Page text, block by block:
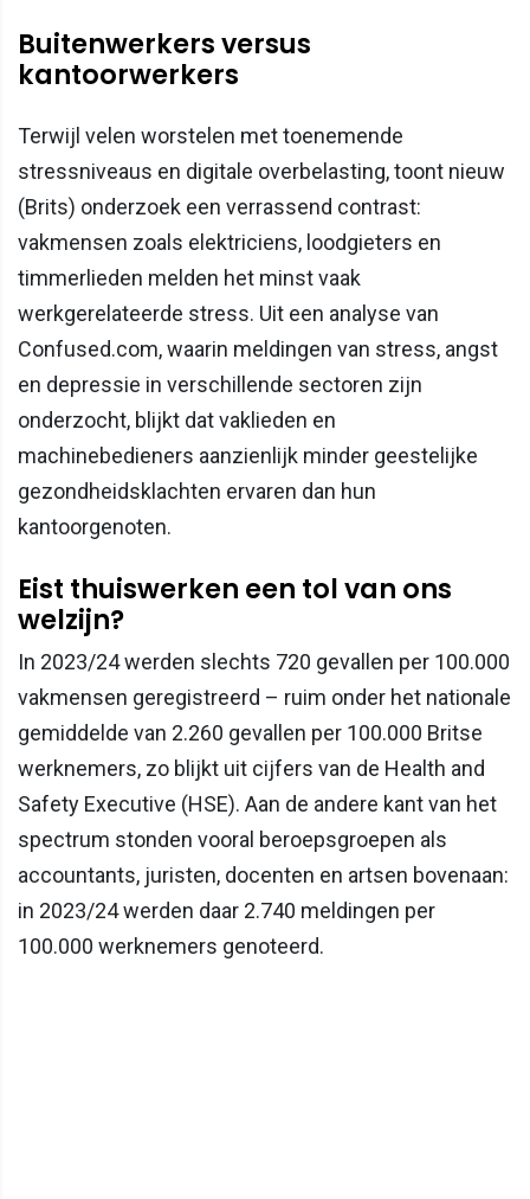
Buitenwerkers versus
kantoorwerkers
Terwijl velen worstelen met toenemende
stressniveaus en digitale overbelasting, toont nieuw
(Brits) onderzoek een verrassend contrast:
vakmensen zoals elektriciens, loodgieters en
timmerlieden melden het minst vaak
werkgerelateerde stress. Uit een analyse van
Confused.com, waarin meldingen van stress, angst
en depressie in verschillende sectoren zijn
onderzocht, blijkt dat vaklieden en
machinebedieners aanzienlijk minder geestelijke
gezondheidsklachten ervaren dan hun
kantoorgenoten.
Eist thuiswerken een tol van ons
welzijn?
In 2023/24 werden slechts 720 gevallen per 100.000
vakmensen geregistreerd – ruim onder het nationale
gemiddelde van 2.260 gevallen per 100.000 Britse
werknemers, zo blijkt uit cijfers van de Health and
Safety Executive (HSE). Aan de andere kant van het
spectrum stonden vooral beroepsgroepen als
accountants, juristen, docenten en artsen bovenaan:
in 2023/24 werden daar 2.740 meldingen per
100.000 werknemers genoteerd.